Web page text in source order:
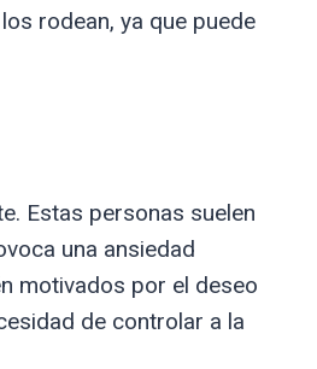
rodean, ya que puede
Estas personas suelen
una ansiedad
motivados por el deseo
de controlar a la